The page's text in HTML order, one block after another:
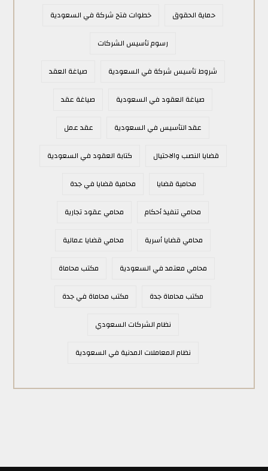
حماية الحقوق خطوات فتح شركة في السعودية
رسوم تأسيس الشركات
شروط تأسيس شركة في السعودية صياغة العقد
صياغة العقود في السعودية صياغة عقد
عقد التأسيس في السعودية عقد عمل
قضايا النصب والاحتيال كتابة العقود في السعودية
محامية قضايا محامية قضايا في جدة
محامي تنفيذ أحكام محامي عقود تجارية
محامي قضايا أسرية محامي قضايا عمالية
محامي معتمد في السعودية مكتب محاماة
مكتب محاماة جدة مكتب محاماة في جدة
نظام الشركات السعودي
نظام المعاملات المدنية في السعودية